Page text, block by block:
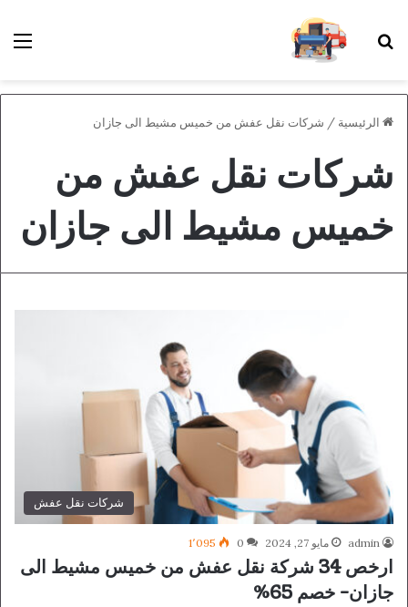
بحث عن
الرئيسية / شركات نقل عفش من خميس مشيط الى جازان
شركات نقل عفش من
خميس مشيط الى جازان
شركات نقل عفش
admin مايو 27, 2024 0 1٬095
ارخص 34 شركة نقل عفش من خميس مشيط الى
جازان- خصم 65%